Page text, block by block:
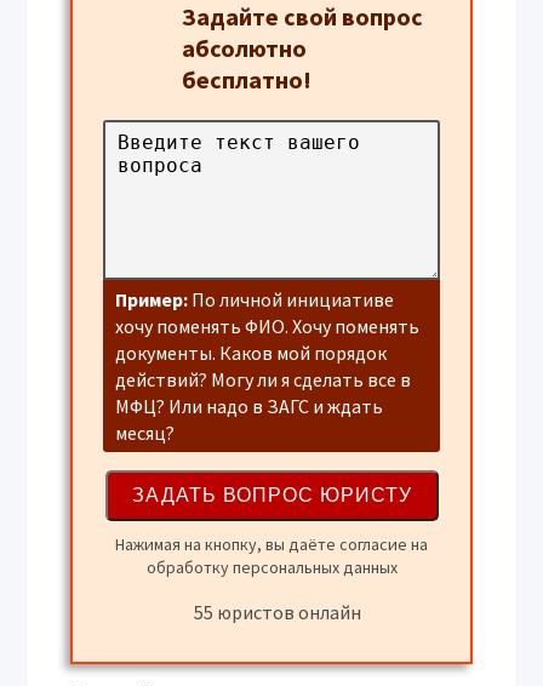
Задайте свой вопрос
абсолютно
бесплатно!
Пример: По личной инициативе
хочу поменять ФИО. Хочу поменять
документы. Каков мой порядок
действий? Могу ли я сделать все в
МФЦ? Или надо в ЗАГС и ждать
месяц?
Нажимая на кнопку, вы даёте согласие на
обработку персональных данных
55 юристов онлайн